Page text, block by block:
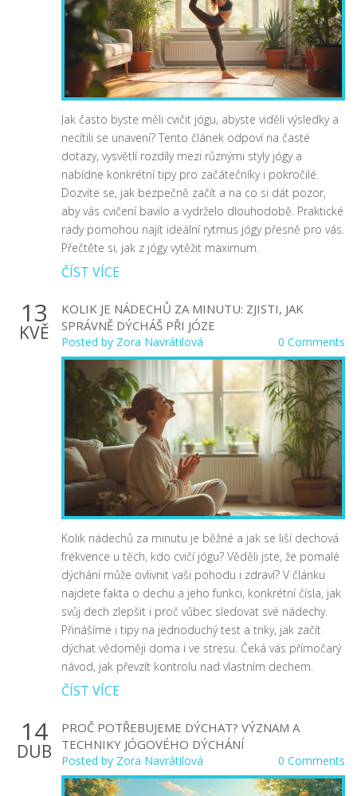
Jak často byste měli cvičit jógu, abyste viděli výsledky a
necítili se unavení? Tento článek odpoví na časté
dotazy, vysvětlí rozdíly mezi různými styly jógy a
nabídne konkrétní tipy pro začátečníky i pokročilé.
Dozvíte se, jak bezpečně začít a na co si dát pozor,
aby vás cvičení bavilo a vydrželo dlouhodobě. Praktické
rady pomohou najít ideální rytmus jógy přesně pro vás.
Přečtěte si, jak z jógy vytěžit maximum.
ČÍST VÍCE
13
KVĚ
KOLIK JE NÁDECHŮ ZA MINUTU: ZJISTI, JAK
SPRÁVNĚ DÝCHÁŠ PŘI JÓZE
Posted by Zora Navrátilová 0 Comments
Kolik nádechů za minutu je běžné a jak se liší dechová
frekvence u těch, kdo cvičí jógu? Věděli jste, že pomalé
dýchání může ovlivnit vaši pohodu i zdraví? V článku
najdete fakta o dechu a jeho funkci, konkrétní čísla, jak
svůj dech zlepšit i proč vůbec sledovat své nádechy.
Přinášíme i tipy na jednoduchý test a triky, jak začít
dýchat vědoměji doma i ve stresu. Čeká vás přímočarý
návod, jak převzít kontrolu nad vlastním dechem.
ČÍST VÍCE
14
DUB
PROČ POTŘEBUJEME DÝCHAT? VÝZNAM A
TECHNIKY JÓGOVÉHO DÝCHÁNÍ
Posted by Zora Navrátilová 0 Comments